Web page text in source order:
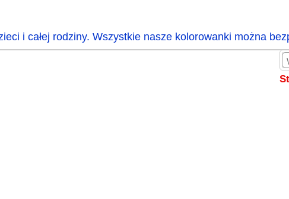
i całej rodziny. Wszystkie nasze kolorowanki można